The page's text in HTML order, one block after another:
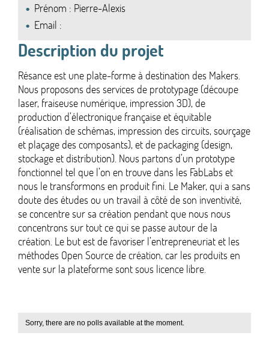
Prénom : Pierre-Alexis
Email :
Description du projet
Résance est une plate-forme à destination des Makers.
Nous proposons des services de prototypage (découpe
laser, fraiseuse numérique, impression 3D), de
production d’électronique française et équitable
(réalisation de schémas, impression des circuits, sourçage
et plaçage des composants), et de packaging (design,
stockage et distribution). Nous partons d’un prototype
fonctionnel tel que l’on en trouve dans les FabLabs et
nous le transformons en produit fini. Le Maker, qui a sans
doute des études ou un travail à côté de son inventivité,
se concentre sur sa création pendant que nous nous
concentrons sur tout ce qui se passe autour de la
création. Le but est de favoriser l’entrepreneuriat et les
méthodes Open Source de création, car les produits en
vente sur la plateforme sont sous licence libre.
Sorry, there are no polls available at the moment.